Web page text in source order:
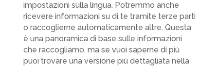
impostazioni sulla lingua. Potremmo anche
ricevere informazioni su di te tramite terze parti
o raccoglierne automaticamente altre. Questa
è una panoramica di base sulle informazioni
che raccogliamo, ma se vuoi saperne di più
puoi trovare una versione più dettagliata nella